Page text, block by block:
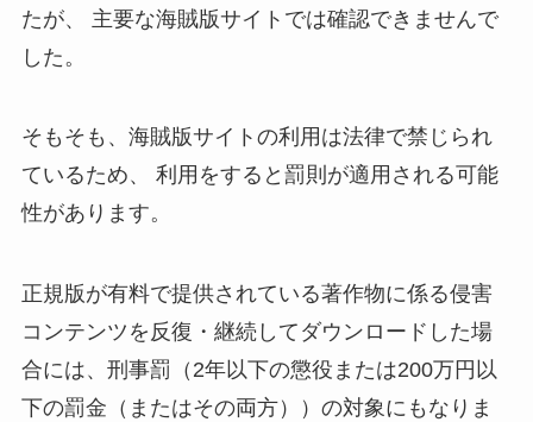
たが、 主要な海賊版サイトでは確認できませんで
した。
そもそも、海賊版サイトの利用は法律で禁じられ
ているため、 利用をすると罰則が適用される可能
性があります。
正規版が有料で提供されている著作物に係る侵害
コンテンツを反復・継続してダウンロードした場
合には、刑事罰（2年以下の懲役または200万円以
下の罰金（またはその両方））の対象にもなりま